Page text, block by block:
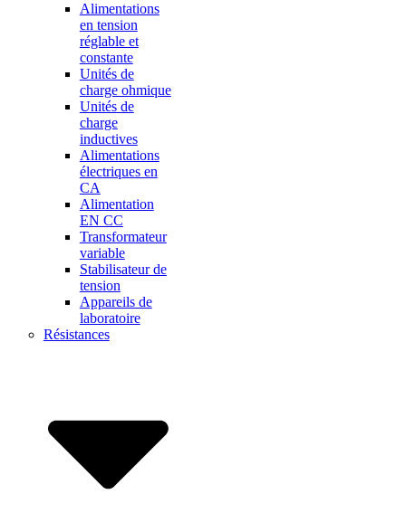
Alimentations
en tension
réglable et
constante
Unités de
charge ohmique
Unités de
charge
inductives
Alimentations
électriques en
CA
Alimentation
EN CC
Transformateur
variable
Stabilisateur de
tension
Appareils de
laboratoire
Résistances